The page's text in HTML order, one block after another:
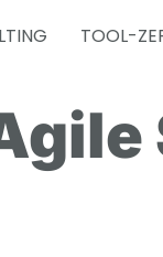
TOOL-